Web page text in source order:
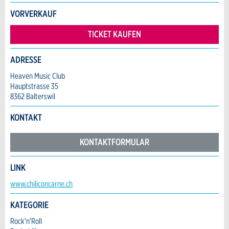
* Eingabe erforderlich
Zur Qualitätssicherung wird eine Kopie der E-
* Eingabe erforderlich
ANZEIGE WEITEREMPFEHLEN
Schliessen
Vorname / Nachname *:
Adresszusatz:
Strasse und Nr. *:
PLZ / Ort *:
E-Mail *:
VORVERKAUF
TICKET KAUFEN
ADRESSE
Heaven Music Club
Hauptstrasse 35
8362 Balterswil
KONTAKT
KONTAKTFORMULAR
Kontakt
Verfassen Sie eine Nachricht für die Kontaktpersonen dieser
Anzeige.
LINK
www.chiliconcarne.ch
KATEGORIE
Rock'n'Roll